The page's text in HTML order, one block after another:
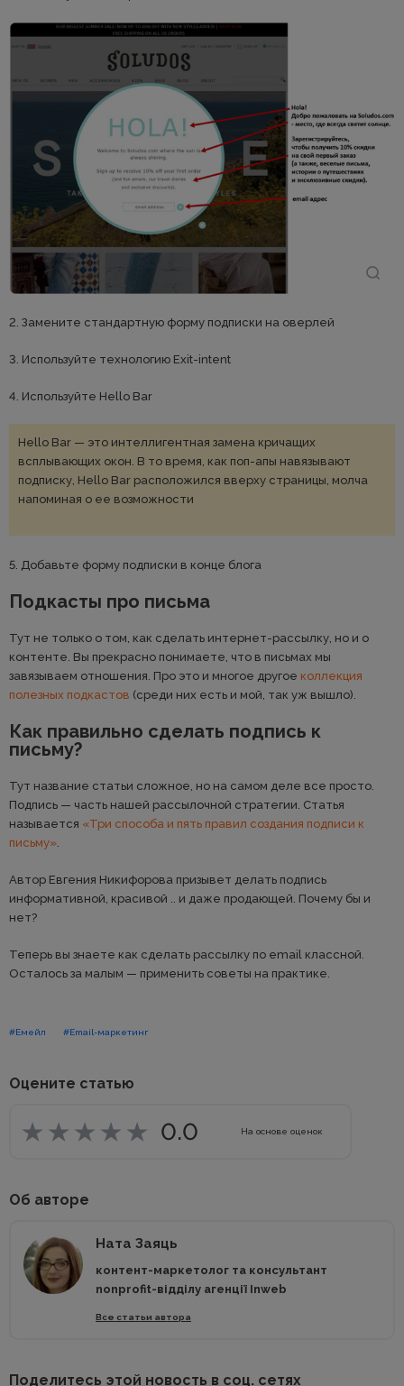
2. Замените стандартную форму подписки на оверлей
3. Используйте технологию Exit-intent
4. Используйте Hello Bar
Hello Bar — это интеллигентная замена кричащих
всплывающих окон. В то время, как поп-апы навязывают
подписку, Hello Bar расположился вверху страницы, молча
напоминая о ее возможности
5. Добавьте форму подписки в конце блога
Подкасты про письма
Тут не только о том, как сделать интернет-рассылку, но и о
контенте. Вы прекрасно понимаете, что в письмах мы
завязываем отношения. Про это и многое другое коллекция
полезных подкастов (среди них есть и мой, так уж вышло).
Как правильно сделать подпись к
письму?
Тут название статьи сложное, но на самом деле все просто.
Подпись — часть нашей рассылочной стратегии. Статья
называется «Три способа и пять правил создания подписи к
письму»
Автор Евгения Никифорова призывет делать подпись
информативной, красивой .. и даже продающей. Почему бы и
нет?
Теперь вы знаете как сделать рассылку по email классной.
Осталось за малым — применить советы на практике.
#Емейл #Email-маркетинг
Оцените статью
0.0 На основе оценок
Об авторе
Ната Заяць
контент-маркетолог та консультант
nonprofit-відділу агенції Inweb
Все статьи автора
Поделитесь этой новость в соц. сетях